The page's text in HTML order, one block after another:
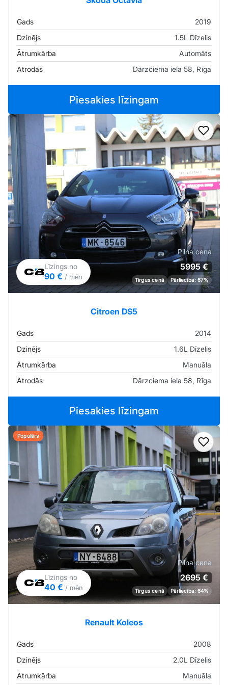
Gads
2019
Dzinējs
1.5L Dīzelis
Ātrumkārba
Automāts
Atrodās
Dārzciema iela 58, Rīga
Piesakies līzingam
Līzings no
90 € / mēn
Pilna cena
5995 €
Tirgus cenā Pārliecība: 67%
Citroen DS5
Gads
2014
Dzinējs
1.6L Dīzelis
Ātrumkārba
Manuāla
Atrodās
Dārzciema iela 58, Rīga
Piesakies līzingam
Populārs
Līzings no
40 € / mēn
Pilna cena
2695 €
Tirgus cenā Pārliecība: 64%
Renault Koleos
Gads
2008
Dzinējs
2.0L Dīzelis
Ātrumkārba
Manuāla